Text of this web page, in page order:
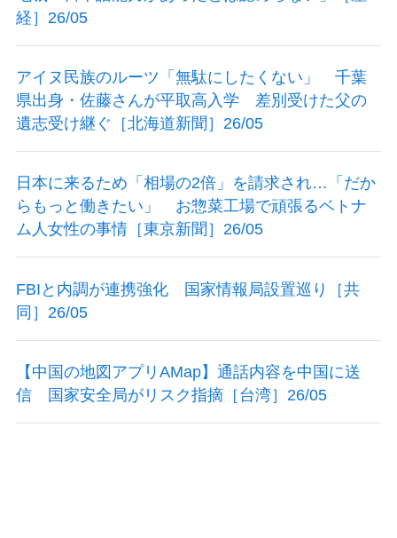
経］26/05
アイヌ民族のルーツ「無駄にしたくない」 千葉
県出身・佐藤さんが平取高入学 差別受けた父の
遺志受け継ぐ［北海道新聞］26/05
日本に来るため「相場の2倍」を請求され…「だか
らもっと働きたい」 お惣菜工場で頑張るベトナ
ム人女性の事情［東京新聞］26/05
FBIと内調が連携強化 国家情報局設置巡り［共
同］26/05
【中国の地図アプリAMap】通話内容を中国に送
信 国家安全局がリスク指摘［台湾］26/05